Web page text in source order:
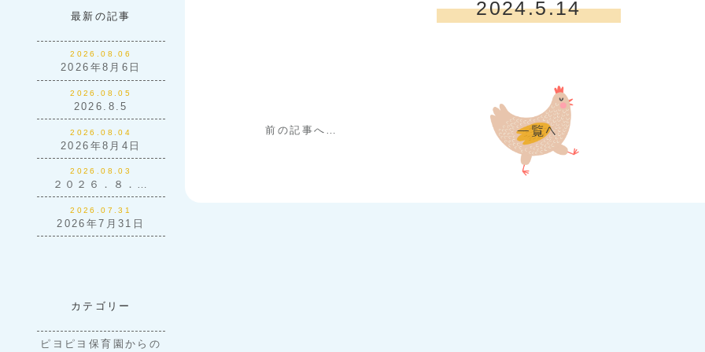
最新の記事
2026.08.06
2026年8月6日
2026.08.05
2026.8.5
2026.08.04
2026年8月4日
2026.08.03
２０２６．８．…
2026.07.31
2026年7月31日
カテゴリー
ピヨピヨ保育園からの
2024.5.14
前の記事へ…